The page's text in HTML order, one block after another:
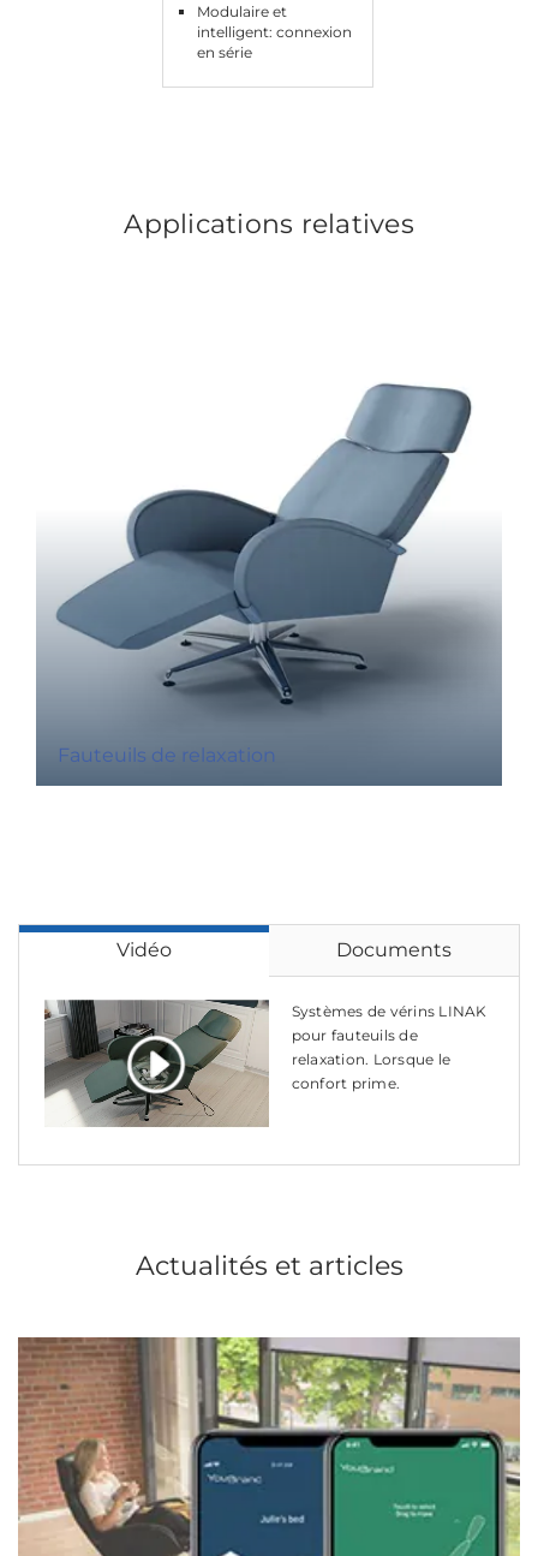
Modulaire et
intelligent: connexion
en série
Applications relatives
Fauteuils de relaxation
Vidéo Documents
Systèmes de vérins LINAK
pour fauteuils de
relaxation. Lorsque le
confort prime.
Actualités et articles